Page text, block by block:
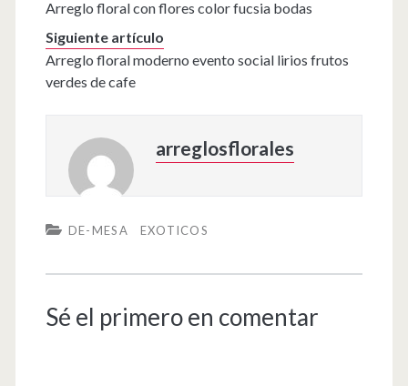
Arreglo floral con flores color fucsia bodas
Siguiente artículo
Arreglo floral moderno evento social lirios frutos
verdes de cafe
arreglosflorales
DE-MESA EXOTICOS
Sé el primero en comentar